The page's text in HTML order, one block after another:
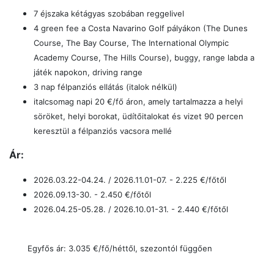
7 éjszaka kétágyas szobában reggelivel
4 green fee a Costa Navarino Golf pályákon (The Dunes
Course, The Bay Course, The International Olympic
Academy Course, The Hills Course), buggy, range labda a
játék napokon, driving range
3 nap félpanziós ellátás (italok nélkül)
italcsomag napi 20 €/fő áron, amely tartalmazza a helyi
söröket, helyi borokat, üdítőitalokat és vizet 90 percen
keresztül a félpanziós vacsora mellé
Ár:
2026.03.22-04.24. / 2026.11.01-07. - 2.225 €/főtől
2026.09.13-30. - 2.450 €/főtől
2026.04.25-05.28. / 2026.10.01-31. - 2.440 €/főtől
Egyfős ár: 3.035 €/fő/héttől, szezontól függően